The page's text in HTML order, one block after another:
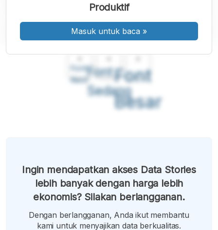
Font
Kecil
Font
Sedang
Font
Besar
Produktif
Masuk untuk baca »
Ingin mendapatkan akses Data Stories
lebih banyak dengan harga lebih
ekonomis? Silakan berlangganan.
Dengan berlangganan, Anda ikut membantu
kami untuk menyajikan data berkualitas.